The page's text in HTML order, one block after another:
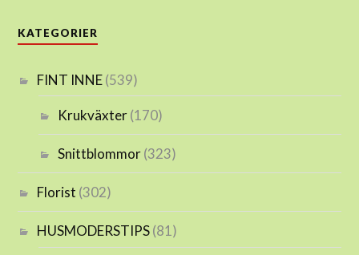
KATEGORIER
FINT INNE(539)
Krukväxter(170)
Snittblommor(323)
Florist (302)
HUSMODERSTIPS(81)